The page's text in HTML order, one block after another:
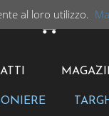
al loro utilizzo.